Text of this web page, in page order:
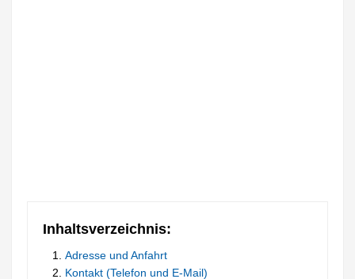
Inhaltsverzeichnis:
Adresse und Anfahrt
Kontakt (Telefon und E-Mail)